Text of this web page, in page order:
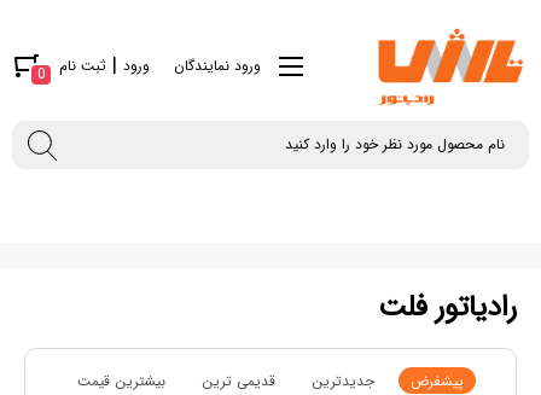
ورود نمایندگان ورود | ثبت نام 0
رادیاتور فلت
پیشفرض جدیدترین قدیمی ترین
بیشترین قیمت